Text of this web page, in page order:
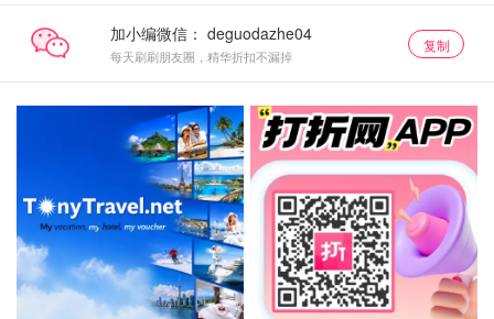
加小编微信：
每天刷刷朋友圈，精华折扣不漏掉
复制
关注我们~